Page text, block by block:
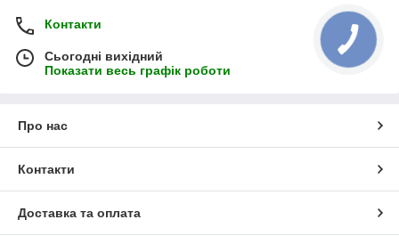
Контакти
Сьогодні вихідний
Показати весь графік роботи
Про нас
Контакти
Доставка та оплата
КНОПКА
ЗВ'ЯЗКУ